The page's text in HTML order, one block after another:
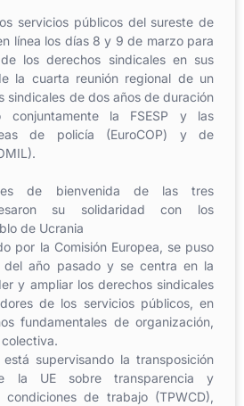
servicios públicos del sureste de
línea los días 8 y 9 de marzo para
los derechos sindicales en sus
la cuarta reunión regional de un
sindicales de dos años de duración
la FSESP y las
de policía (EuroCOP) y de
de bienvenida de las tres
su solidaridad con los
de Ucrania
por la Comisión Europea, se puso
del año pasado y se centra en la
y ampliar los derechos sindicales
de los servicios públicos, en
fundamentales de organización,
supervisando la transposición
la UE sobre transparencia y
de trabajo (TPWCD),